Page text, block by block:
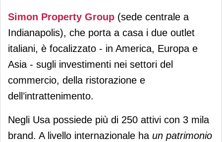
Simon Property Group (sede centrale a
Indianapolis), che porta a casa i due outlet
italiani, è focalizzato - in America, Europa e
Asia - sugli investimenti nei settori del
commercio, della ristorazione e
dell’intrattenimento.
Negli Usa possiede più di 250 attivi con 3 mila
brand. A livello internazionale ha un patrimonio